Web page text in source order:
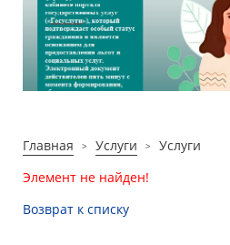
Главная Услуги
Услуги
Элемент не найден!
Возврат к списку